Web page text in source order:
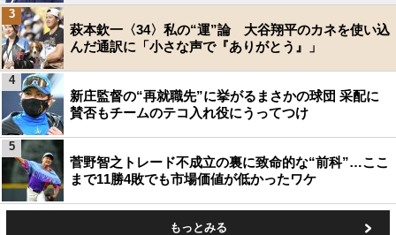
萩本欽一〈34〉私の“運”論 大谷翔平のカネを使い込
んだ通訳に「小さな声で『ありがとう』」
3
新庄監督の“再就職先”に挙がるまさかの球団 采配に
賛否もチームのテコ入れ役にうってつけ
4
菅野智之トレード不成立の裏に致命的な“前科”…ここ
まで11勝4敗でも市場価値が低かったワケ
5
もっとみる